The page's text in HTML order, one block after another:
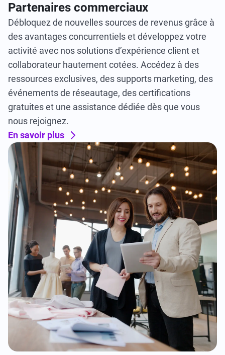
Partenaires commerciaux
Débloquez de nouvelles sources de revenus grâce à
des avantages concurrentiels et développez votre
activité avec nos solutions d’expérience client et
collaborateur hautement cotées. Accédez à des
ressources exclusives, des supports marketing, des
événements de réseautage, des certifications
gratuites et une assistance dédiée dès que vous
nous rejoignez.
En savoir plus